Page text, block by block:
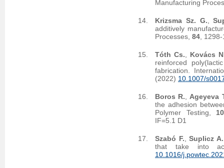
Manufacturing
Krizsma Sz. G. ,
additively
Processes, 84 ,
Tóth Cs.
Kovács
reinforced
fabrication.
(2022) 10.1007/
Boros R.
Ageyeva
the adhesion
Polymer Testing,
IF=5.1 D1
Szabó F. Suplicz A.
that take into
10.1016/